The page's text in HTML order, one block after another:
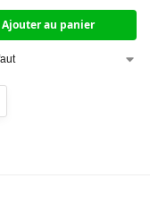
Ajouter au panier